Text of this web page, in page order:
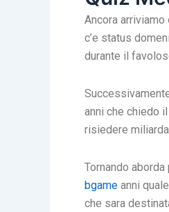
Ancora
c’e status
durante il
anni che chiedo
risiedere
Tornando
bgame anni
che sara